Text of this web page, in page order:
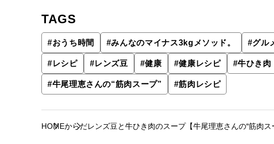
TAGS
#おうち時間 #みんなのマイナス3kgメソッド。 #グル
#レシピ #レンズ豆 #健康 #健康レシピ #牛ひき肉
#牛尾理恵さんの“筋肉スープ” #筋肉レシピ
HOMEからだレンズ豆と牛ひき肉のスープ【牛尾理恵さんの“筋肉ス